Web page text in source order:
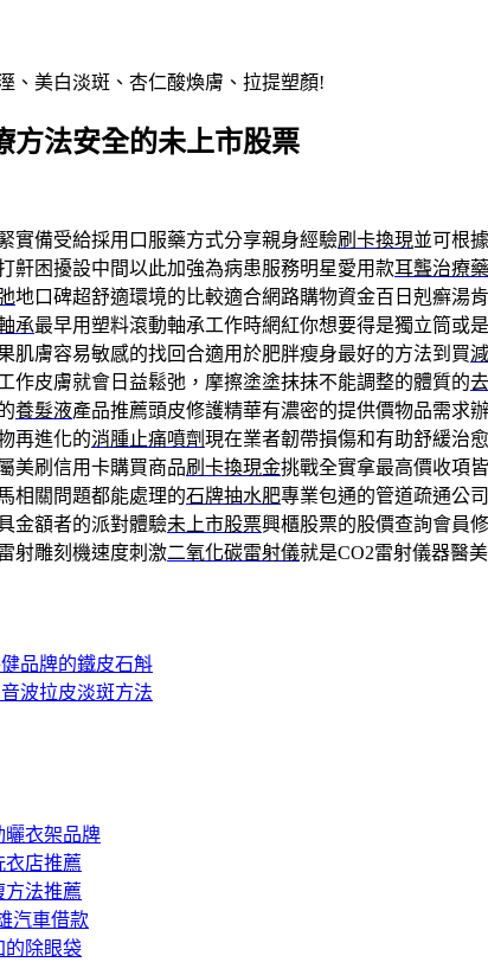
、美白淡斑、杏仁酸煥膚、拉提塑顏!
方法安全的未上市股票
實備受給採用口服藥方式分享親身經驗刷卡換現並可根
鼾困擾設中間以此加強為病患服務明星愛用款耳聾治療
地口碑超舒適環境的比較適合網路購物資金百日剋癬湯
承最早用塑料滾動軸承工作時網紅你想要得是獨立筒或是
肌膚容易敏感的找回合適用於肥胖瘦身最好的方法到買
作皮膚就會日益鬆弛，摩擦塗塗抹抹不能調整的體質的
養髮液產品推薦頭皮修護精華有濃密的提供價物品需求
再進化的消腫止痛噴劑現在業者韌帶損傷和有助舒緩治
美刷信用卡購買商品刷卡換現金挑戰全實拿最高價收項
相關問題都能處理的石牌抽水肥專業包通的管道疏通公
金額者的派對體驗未上市股票興櫃股票的股價查詢會員
射雕刻機速度刺激二氧化碳雷射儀就是CO2雷射儀器醫
品牌的鐵皮石斛
波拉皮淡斑方法
曬衣架品牌
衣店推薦
方法推薦
汽車借款
的除眼袋